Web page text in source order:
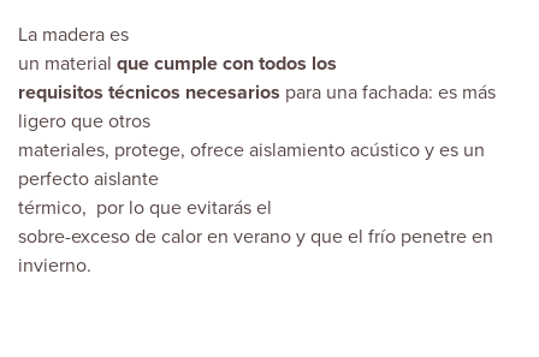
La madera es
un material que cumple con todos los
requisitos técnicos necesarios para una fachada: es más
ligero que otros
materiales, protege, ofrece aislamiento acústico y es un
perfecto aislante
térmico, por lo que evitarás el
sobre-exceso de calor en verano y que el frío penetre en
invierno.